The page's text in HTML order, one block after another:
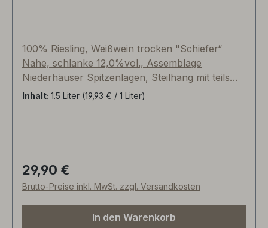
100% Riesling, Weißwein trocken "Schiefer“
Nahe, schlanke 12,0%vol., Assemblage
Niederhäuser Spitzenlagen, Steilhang mit teils
über 100-jährigen Reben. Langes Hefelager,
gradlinig, sehr trocken, salzige Mineralik,
Wildkräuter, Steinobst, wunderbar eingebundene
Säure, trinkfreudig. Netzwerk WEINPLUS
schreibt "sehr gut" über den 2011er.
Inhalt: 1.5 Liter (19,93 € / 1 Liter)
Regulärer Preis:
29,90 €
Brutto-Preise inkl. MwSt. zzgl. Versandkosten
In den Warenkorb